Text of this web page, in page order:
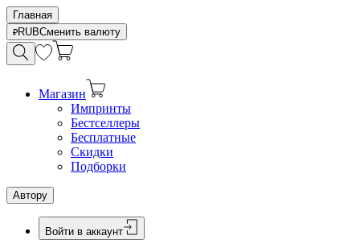
Главная
RUBСменить валюту
Магазин
Импринты
Бестселлеры
Бесплатные
Скидки
Подборки
Автору
Войти в аккаунт